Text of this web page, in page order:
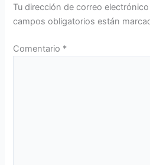
Tu dirección de correo
campos obligatorios están
Comentario *